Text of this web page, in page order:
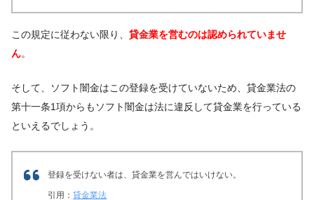
この規定に従わない限り、 貸金業を営むのは認められていませ
ん。
そして、ソフト闇金はこの登録を受けていないため、貸金業法の
第十一条1項からもソフト闇金は法に違反して貸金業を行っている
といえるでしょう。
登録を受けない者は、貸金業を営んではいけない。
引用： 貸金業法